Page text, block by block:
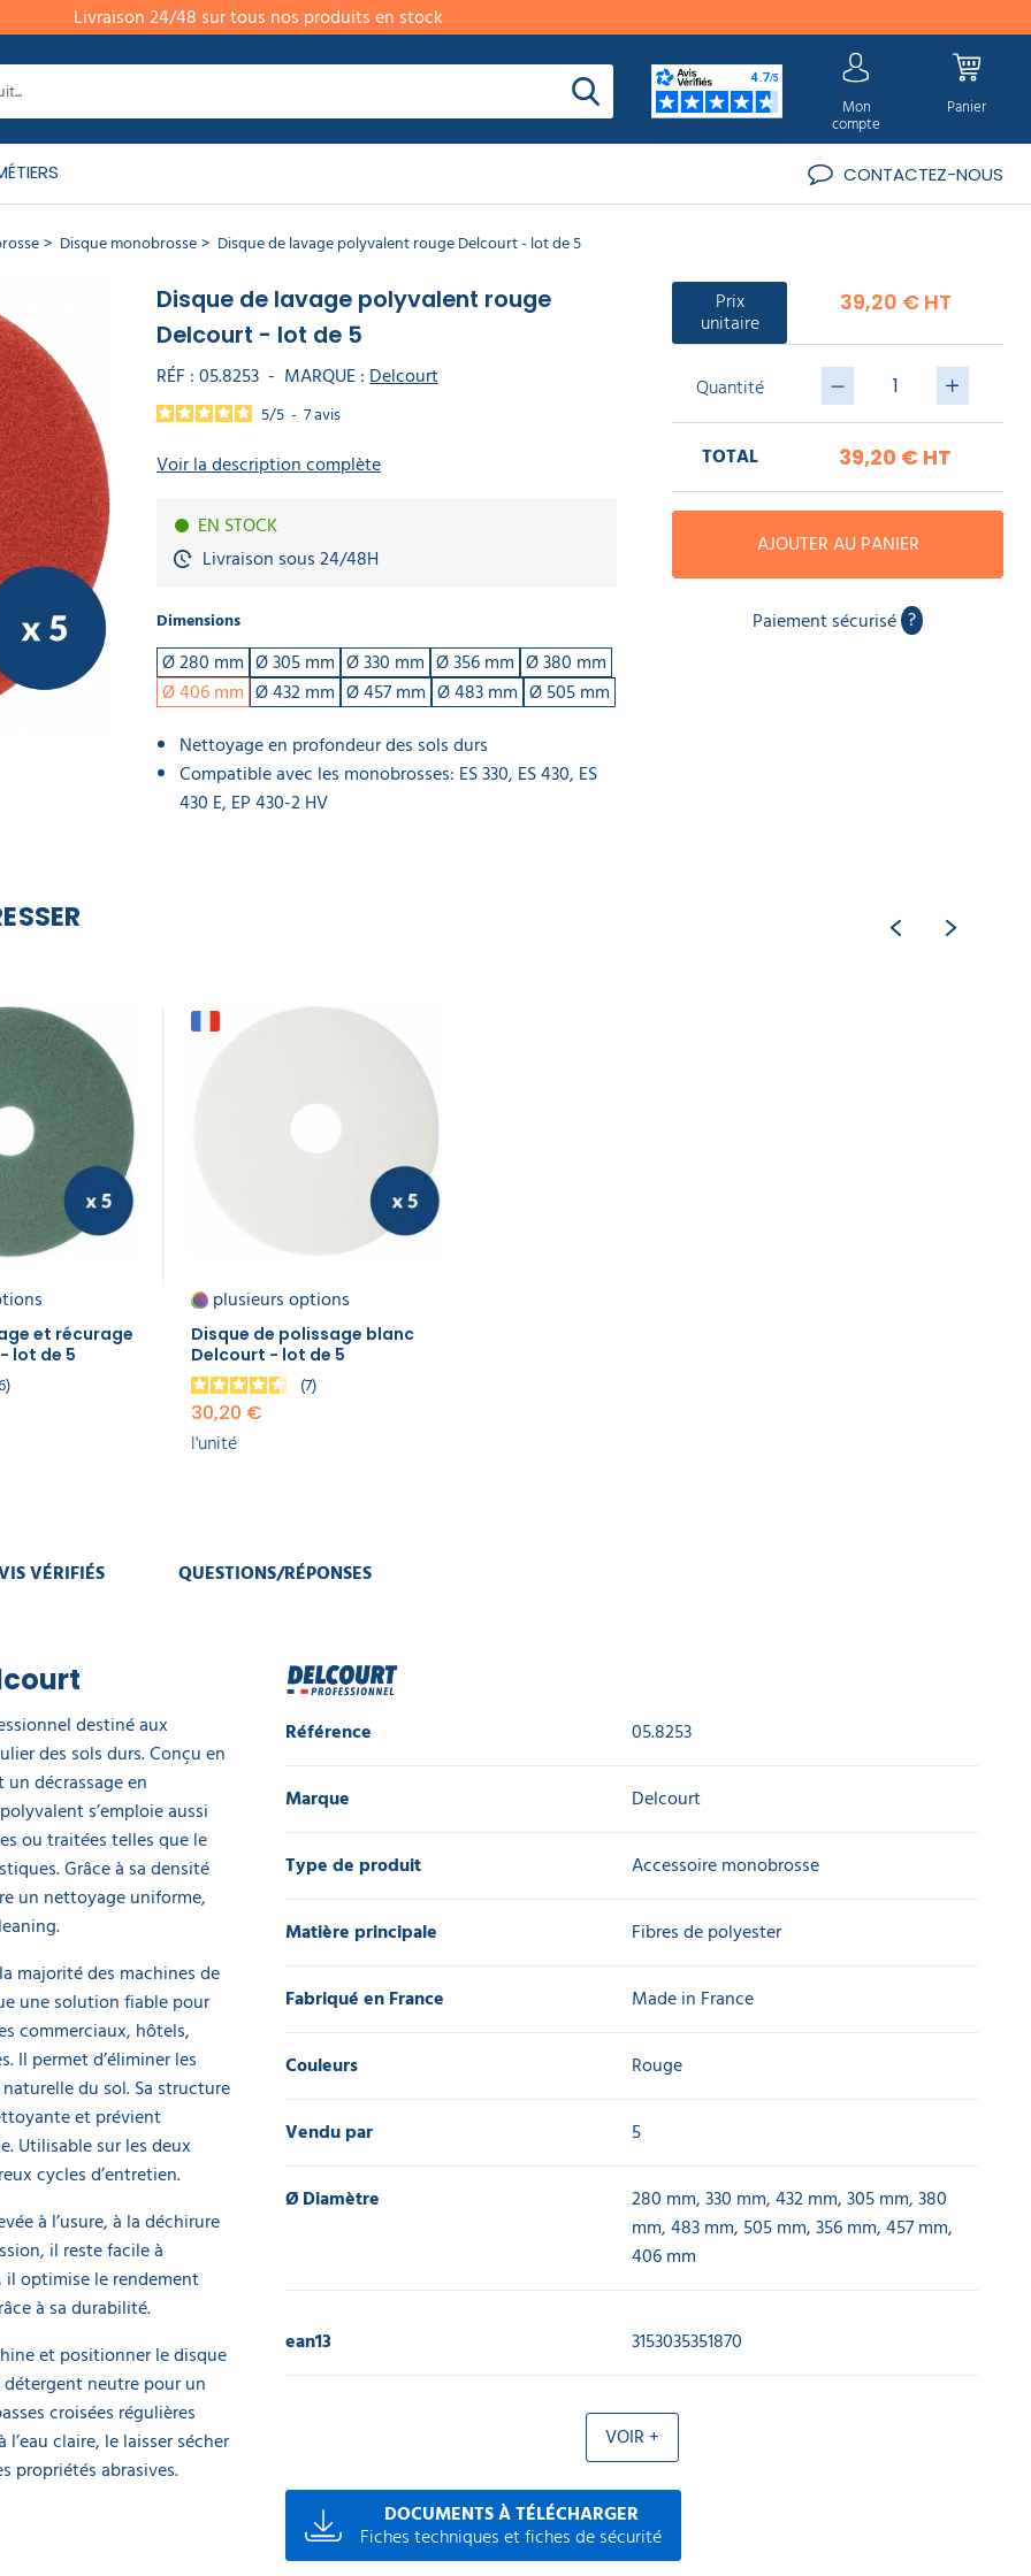
Livraison 24/48 sur tous nos produits en stock
Mon
compte
Panier
CONTACTEZ-NOUS
Disque monobrosse Disque de lavage polyvalent rouge Delcourt - lot de 5
Disque de lavage polyvalent rouge
Delcourt - lot de 5
RÉF :05.8253 - MARQUE :Delcourt
5/5 - 7avis
Voir la description complète
EN STOCK
Livraison sous 24/48H
Dimensions
Ø 280 mm Ø 305 mm Ø 330 mm Ø 356 mm Ø 380 mm
Ø 406 mm Ø 432 mm Ø 457 mm Ø 483 mm Ø 505 mm
Nettoyage en profondeur des sols durs
Compatible avec les monobrosses: ES 330, ES 430, ES
430 E, EP 430-2 HV
Prix
unitaire
39,20 € HT
Quantité
TOTAL 39,20 € HT
AJOUTER AU PANIER
Paiement sécurisé ?
et récurage
lot de 5
plusieurs options
Disque de polissage blanc
Delcourt - lot de 5
7
30,20 €
l'unité
VÉRIFIÉS QUESTIONS/RÉPONSES
destiné aux
des sols durs. Conçu en
décrassage en
s’emploie aussi
ou traitées telles que le
Grâce à sa densité
un nettoyage uniforme,
majorité des machines de
une solution fiable pour
commerciaux, hôtels,
Il permet d’éliminer les
du sol. Sa structure
et prévient
Utilisable sur les deux
cycles d’entretien.
à l’usure, à la déchirure
il reste facile à
optimise le rendement
à sa durabilité.
et positionner le disque
neutre pour un
croisées régulières
claire, le laisser sécher
propriétés abrasives.
Référence 05.8253
Marque Delcourt
Type de produit Accessoire monobrosse
Matière principale Fibres de polyester
Fabriqué en France Made in France
Couleurs Rouge
Vendu par 5
Ø Diamètre
280 mm, 330 mm, 432 mm, 305 mm, 380
mm, 483 mm, 505 mm, 356 mm, 457 mm,
406 mm
ean13 3153035351870
VOIR +
DOCUMENTS À TÉLÉCHARGER
Fiches techniques et fiches de sécurité